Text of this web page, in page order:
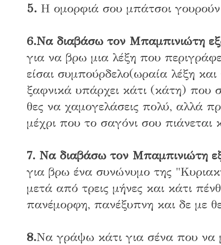
5. Η ομορφιά σου μπάτσοι
6.Να διαβάσω τον Μπαμπινιώτη
για να βρω μια λέξη που
είσαι συμπούρδελο(ωραία λέξη
ξαφνικά υπάρχει κάτι (κάτη) που
θες να χαμογελάσεις πολύ, αλλά
μέχρι που το σαγόνι σου πιάνεται
7. Να διαβάσω τον Μπαμπινιώτη
για βρω ένα συνώνυμο της
μετά από τρεις μήνες και κάτι
πανέμορφη, πανέξυπνη και δε με
8.Να γράψω κάτι για σένα που να